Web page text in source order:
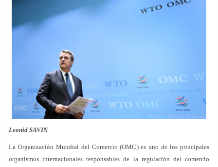
Leonid SAVIN
La Organización Mundial del Comercio (OMC) es uno de los principales
organismos internacionales responsables de la regulación del comercio